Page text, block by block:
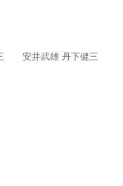
安井武雄 丹下健三